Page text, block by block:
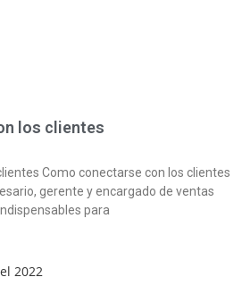
los clientes
Como conectarse con los clientes
gerente y encargado de ventas
para